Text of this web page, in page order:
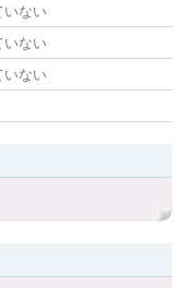
いない
いない
いない